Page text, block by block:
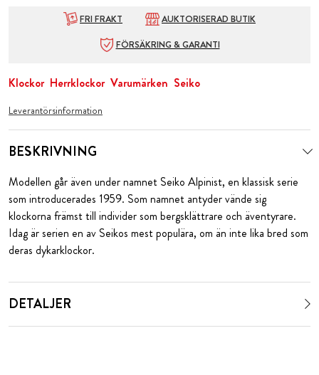
FRI FRAKT
AUKTORISERAD BUTIK
FÖRSÄKRING & GARANTI
Klockor Herrklockor Varumärken Seiko
Leverantörsinformation
BESKRIVNING
Modellen går även under namnet Seiko Alpinist, en klassisk serie
som introducerades 1959. Som namnet antyder vände sig
klockorna främst till individer som bergsklättrare och äventyrare.
Idag är serien en av Seikos mest populära, om än inte lika bred som
deras dykarklockor.
DETALJER